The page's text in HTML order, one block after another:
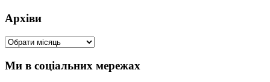
Архіви
Архіви
Ми в соціальних мережах